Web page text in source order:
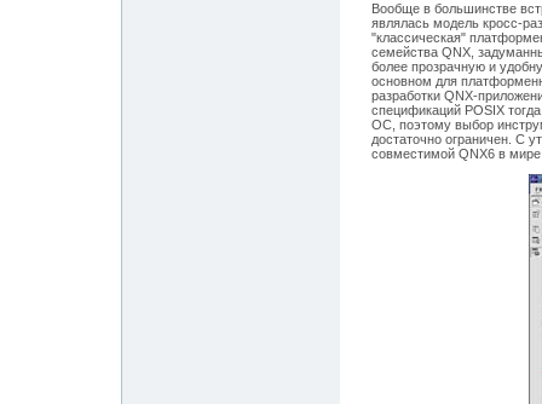
Вообще в большинстве
являлась модель кросс-
"классическая"
семейства QNX,
более прозрачную и
основном для
разработки QNX-
спецификаций POSIX
ОС, поэтому выбор
достаточно ограничен. С
совместимой QNX6 в